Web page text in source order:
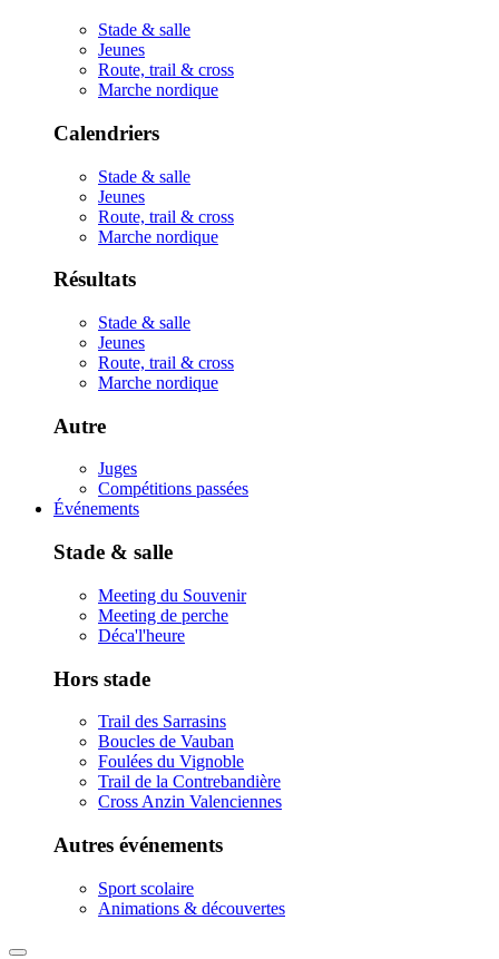
Stade & salle
Jeunes
Route, trail & cross
Marche nordique
Calendriers
Stade & salle
Jeunes
Route, trail & cross
Marche nordique
Résultats
Stade & salle
Jeunes
Route, trail & cross
Marche nordique
Autre
Juges
Compétitions passées
Événements
Stade & salle
Meeting du Souvenir
Meeting de perche
Déca'l'heure
Hors stade
Trail des Sarrasins
Boucles de Vauban
Foulées du Vignoble
Trail de la Contrebandière
Cross Anzin Valenciennes
Autres événements
Sport scolaire
Animations & découvertes